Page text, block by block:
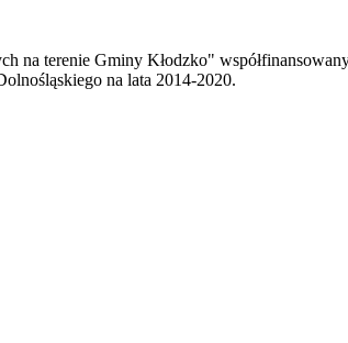
na terenie Gminy Kłodzko"
na lata 2014-2020.